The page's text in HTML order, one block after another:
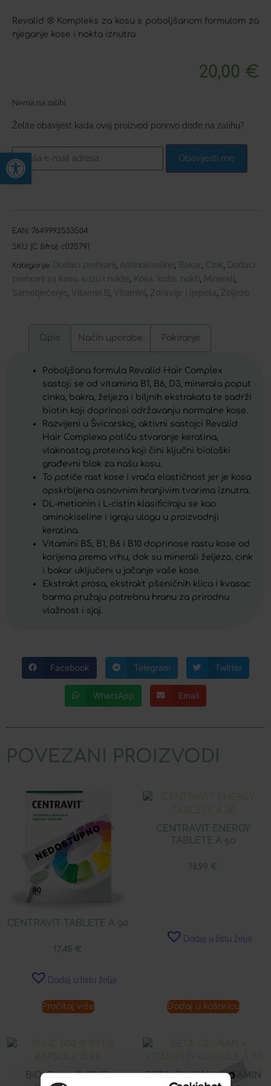
Open toolbar
Revalid ® Kompleks za kosu s poboljšanom formulom za
njeganje kose i nokta iznutra
20,00 €
Nema na zalihi
Želite obavijest kada ovaj proizvod ponovo dođe na zalihu?
Obavijesti me
EAN: 7649992533504
SKU (C šifra): c025791
Kategorije: Dodaci prehrani Aminokiseline Bakar Cink Dodaci
prehrani za kosu, kožu i nokte Kosa, koža, nokti Minerali
Samoliječenje Vitamin B Vitamini Zdravlje i ljepota Željezo
Opis Način uporabe Pakiranje
Poboljšana formula Revalid Hair Complex
sastoji se od vitamina B1, B6, D3, minerala poput
cinka, bakra, željeza i biljnih ekstrakata te sadrži
biotin koji doprinosi održavanju normalne kose.
Razvijeni u Švicarskoj, aktivni sastojci Revalid
Hair Complexa potiču stvaranje keratina,
vlaknastog proteina koji čini ključni biološki
građevni blok za našu kosu.
To potiče rast kose i vraća elastičnost jer je kosa
opskrbljena osnovnim hranjivim tvarima iznutra.
DL-metionin i L-cistin klasificiraju se kao
aminokiseline i igraju ulogu u proizvodnji
keratina.
Vitamini B5, B1, B6 i B10 doprinose rastu kose od
korijena prema vrhu, dok su minerali željezo, cink
i bakar uključeni u jačanje vaše kose.
Ekstrakt prosa, ekstrakt pšeničnih klica i kvasac
barma pružaju potrebnu hranu za prirodnu
vlažnost i sjaj.
Facebook Telegram Twitter
WhatsApp Email
POVEZANI PROIZVODI
CENTRAVIT TABLETE Á 90
17,45 €
Dodaj u listu želja
Pročitaj više
CENTRAVIT ENERGY
TABLETE Á 50
18,99 €
Dodaj u listu želja
Dodaj u košaricu
BIO-C 500 ® (PHS)
BETA-GLUKAN + VITAMIN